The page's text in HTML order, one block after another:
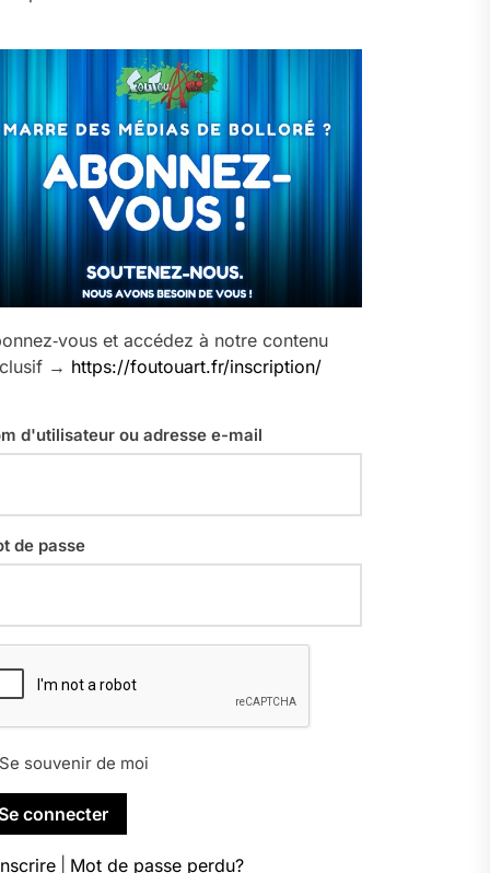
et accédez à notre contenu
→ https://foutouart.fr/inscription/
d'utilisateur ou adresse e-mail
de passe
Se souvenir de moi
Mot de passe perdu?